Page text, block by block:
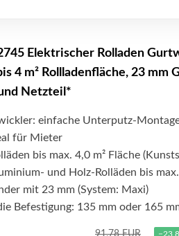
Elektrischer Rolladen
4 m² Rollladenfläche, 23 mm
Netzteil*
einfache Unterputz-
für Mieter
bis max. 4,0 m² Fläche
und Holz-Rolläden bis
mit 23 mm (System: Maxi)
Befestigung: 135 mm oder 165
91,78 EUR